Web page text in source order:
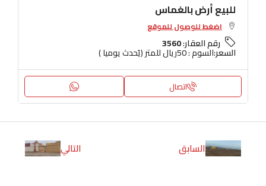
للبيع أرض بالغماس
اضغط للوصول للموقع
رقم العقار:3560
السعر:السوم : 50ريال للمتر (يُحدث يوميا )
اتصال
السابق التالي